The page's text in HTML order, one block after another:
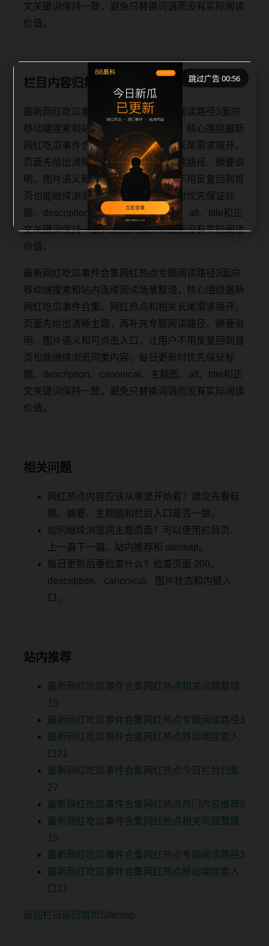
文关键词保持一致，避免只替换词语而没有实际阅读
价值。
栏目内容归集
最新网红吃瓜事件合集网红热点专题阅读路径3面向
移动端搜索和站内连续阅读场景整理，核心围绕最新
网红吃瓜事件合集、网红热点和相关长尾需求展开。
页面先给出清晰主题，再补充专题阅读路径、摘要说
明、图片语义和可点击入口，让用户不用反复回到首
页也能继续浏览同类内容。每日更新时优先保证标
题、description、canonical、主题图、alt、title和正
文关键词保持一致，避免只替换词语而没有实际阅读
价值。
最新网红吃瓜事件合集网红热点专题阅读路径3面向
移动端搜索和站内连续阅读场景整理，核心围绕最新
网红吃瓜事件合集、网红热点和相关长尾需求展开。
页面先给出清晰主题，再补充专题阅读路径、摘要说
明、图片语义和可点击入口，让用户不用反复回到首
页也能继续浏览同类内容。每日更新时优先保证标
题、description、canonical、主题图、alt、title和正
文关键词保持一致，避免只替换词语而没有实际阅读
价值。
相关问题
网红热点内容应该从哪里开始看？建议先看标
题、摘要、主题图和栏目入口是否一致。
如何继续浏览同主题页面？可以使用栏目页、
上一篇下一篇、站内推荐和 sitemap。
每日更新后要检查什么？检查页面 200、
description、canonical、图片状态和内链入
口。
站内推荐
最新网红吃瓜事件合集网红热点相关问题整理
15
最新网红吃瓜事件合集网红热点专题阅读路径3
最新网红吃瓜事件合集网红热点移动端搜索入
口21
最新网红吃瓜事件合集网红热点今日栏目归集
27
最新网红吃瓜事件合集网红热点热门内容推荐9
最新网红吃瓜事件合集网红热点相关问题整理
15
最新网红吃瓜事件合集网红热点专题阅读路径3
最新网红吃瓜事件合集网红热点移动端搜索入
口21
返回栏目 返回首页 Sitemap
跳过广告 00:56